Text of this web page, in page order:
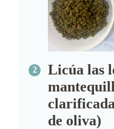
Licúa las
de oliva)